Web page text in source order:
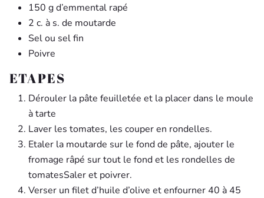
150 g d’emmental rapé
2 c. à s. de moutarde
Sel ou sel fin
Poivre
ETAPES
Dérouler la pâte feuilletée et la placer dans le moule
à tarte
Laver les tomates, les couper en rondelles.
Etaler la moutarde sur le fond de pâte, ajouter le
fromage râpé sur tout le fond et les rondelles de
tomatesSaler et poivrer.
Verser un filet d’huile d’olive et enfourner 40 à 45